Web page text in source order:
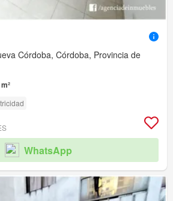
Córdoba, Córdoba, Provincia de
WhatsApp